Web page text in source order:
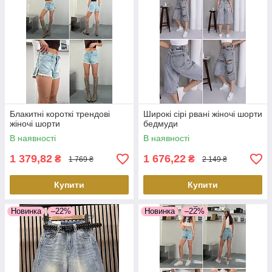
Блакитні короткі трендові
жіночі шорти
В наявності
1 379,82 ₴ 1 769 ₴
Купити
Широкі сірі рвані жіночі шорти
бедмуди
В наявності
1 676,22 ₴ 2 149 ₴
Купити
Новинка –22% Новинка –22%